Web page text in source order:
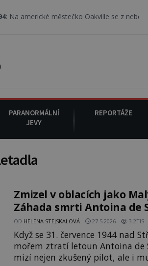
městečko Oakville se z nebe snáší
PARANORMÁLNÍ
JEVY
REPORTÁŽE
Zmizel v oblacích jako
Záhada smrti Antoina de
Exupéryho klade nezodpovězené
otázky
OD HELENA STEJSKALOVÁ 27.5.2026 3.2TIS
Když se 31. července 1944 nad
mořem ztratí letoun Antoina de
mizí nejen zkušený pilot, ale i